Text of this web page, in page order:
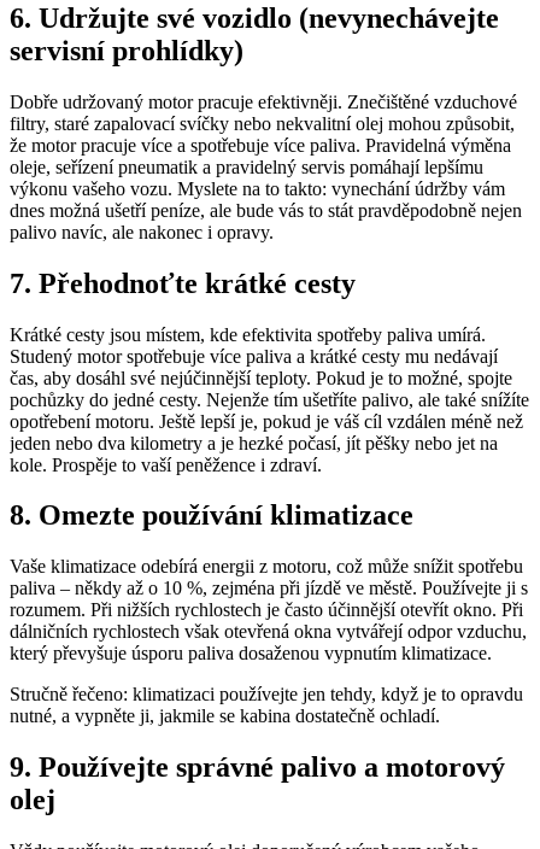
6. Udržujte své vozidlo (nevynechávejte
servisní prohlídky)
Dobře udržovaný motor pracuje efektivněji. Znečištěné vzduchové
filtry, staré zapalovací svíčky nebo nekvalitní olej mohou způsobit,
že motor pracuje více a spotřebuje více paliva. Pravidelná výměna
oleje, seřízení pneumatik a pravidelný servis pomáhají lepšímu
výkonu vašeho vozu. Myslete na to takto: vynechání údržby vám
dnes možná ušetří peníze, ale bude vás to stát pravděpodobně nejen
palivo navíc, ale nakonec i opravy.
7. Přehodnoťte krátké cesty
Krátké cesty jsou místem, kde efektivita spotřeby paliva umírá.
Studený motor spotřebuje více paliva a krátké cesty mu nedávají
čas, aby dosáhl své nejúčinnější teploty. Pokud je to možné, spojte
pochůzky do jedné cesty. Nejenže tím ušetříte palivo, ale také snížíte
opotřebení motoru. Ještě lepší je, pokud je váš cíl vzdálen méně než
jeden nebo dva kilometry a je hezké počasí, jít pěšky nebo jet na
kole. Prospěje to vaší peněžence i zdraví.
8. Omezte používání klimatizace
Vaše klimatizace odebírá energii z motoru, což může snížit spotřebu
paliva – někdy až o 10 %, zejména při jízdě ve městě. Používejte ji s
rozumem. Při nižších rychlostech je často účinnější otevřít okno. Při
dálničních rychlostech však otevřená okna vytvářejí odpor vzduchu,
který převyšuje úsporu paliva dosaženou vypnutím klimatizace.
Stručně řečeno: klimatizaci používejte jen tehdy, když je to opravdu
nutné, a vypněte ji, jakmile se kabina dostatečně ochladí.
9. Používejte správné palivo a motorový
olej